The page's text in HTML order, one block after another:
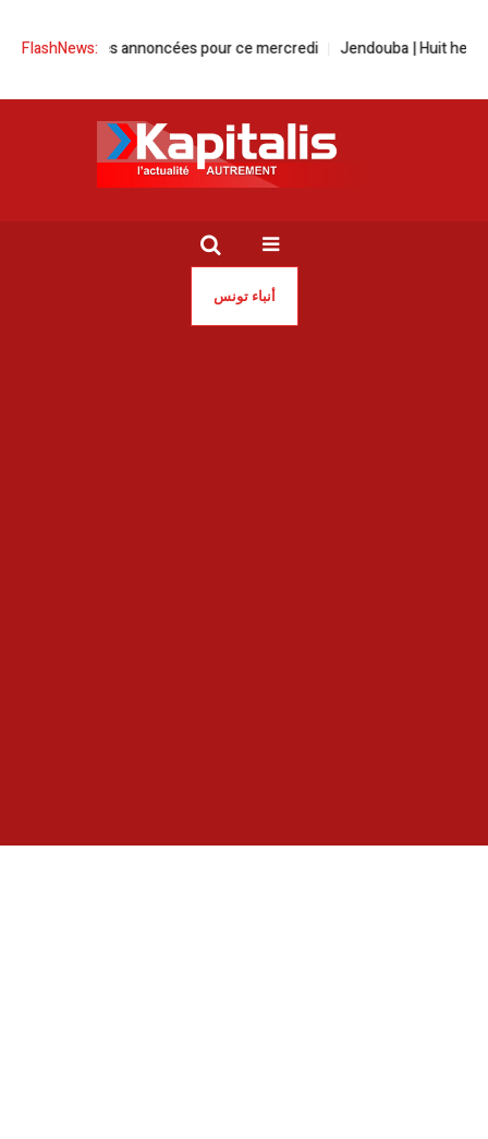
FlashNews:annoncées pour ce mercredi Jendouba | Huit hectares
أنباء تونس